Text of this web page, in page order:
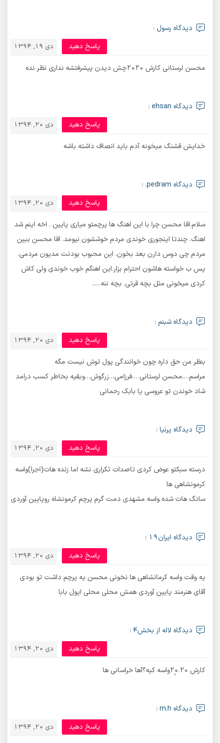
دیدگاه رسول :
دی 19, 1394 پاسخ دهید
محسن لرستانی کارش ۲۰۲۰چش دیدن پیشرفتشه نداری نظر نده
دیدگاه ehsan :
دی 20, 1394 پاسخ دهید
خدایش قشنگ میخونه آدم باید انصاف داشته باشه
دیدگاه pedram. :
دی 20, 1394 پاسخ دهید
سلام.اقا محسن چرا با این اهنگ ها پرچمتو میاری پایین . اخه اینم شد
اهنگ. چندتا اینجوری خوندی مردم خوششون نیومد. اقا محسن ببین
مردم چی دوس دارن بعد بخون. این محبوب بودنت مدیون مردمی.
پس ب خواسته هاشون احترام بزار.این اهنگم خوب خوندی ولی کاش
کردی میخونی مثل بچه قرتی. بچه ننه…..
دیدگاه شبنم :
دی 20, 1394 پاسخ دهید
بنظر من حق داره چون خوانندگی پول توش نیست مگه
مراسم….محسن لرستانی …فرزامی…زرگوش…وبقیه بخاطر کسب درامد
شاد خوندن تو عروسی یا بابک رحمانی
دیدگاه پرنیا :
دی 20, 1394 پاسخ دهید
درسته سبکتو عوض کردی تاصدات تکراری نشه اما زنده هات(اجرا)واسه
کرمونشاهی ها
سانگ هات شده واسه مشهدی دمت گرم پرچم کرمونشاه روپایین آوردی
دیدگاه ایران19 :
دی 20, 1394 پاسخ دهید
یه وقت واسه کرمانشاهی ها نخونی محسن یه پرچم داشت تو بودی
آقای هنرمند پایین آوردی همش محلی محلی ایول بابا
دیدگاه لاله از بخش4 :
دی 20, 1394 پاسخ دهید
کارش ۲۰ِِ.۲۰واسه کیه؟آها خراسانی ها
دیدگاه m.h :
دی 20, 1394 پاسخ دهید